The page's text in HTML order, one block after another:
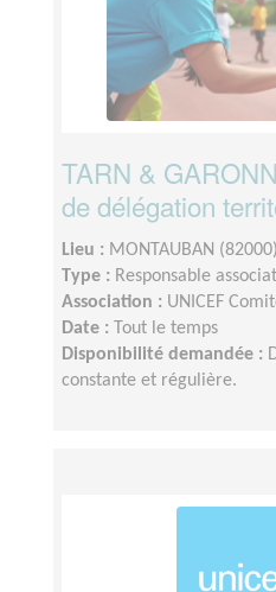
TARN &
de délégation
Lieu : MONTAUBAN (82000)
Type : Responsable
Association : UNICEF
Date :
Tout le temps
Disponibilité demandée :
constante et régulière.